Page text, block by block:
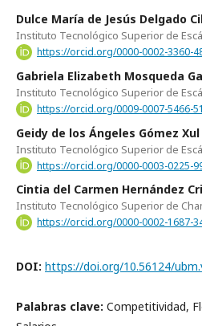
Dulce María de Jesús Delgado
Instituto Tecnológico Superior de
https://orcid.org/0000-0002-3360-
Gabriela Elizabeth Mosqueda
Instituto Tecnológico Superior de
https://orcid.org/0009-0007-5466-
Geidy de los Ángeles Gómez Xul
Instituto Tecnológico Superior de
https://orcid.org/0000-0003-0225-
Cintia del Carmen Hernández
Instituto Tecnológico Superior de
https://orcid.org/0000-0002-1687-
DOI: https://doi.org/10.56124/
Palabras clave: Competitividad,